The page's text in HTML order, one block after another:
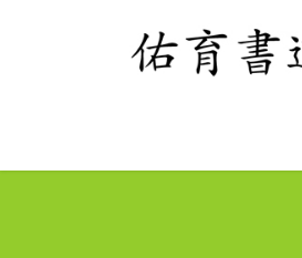
ス
ン